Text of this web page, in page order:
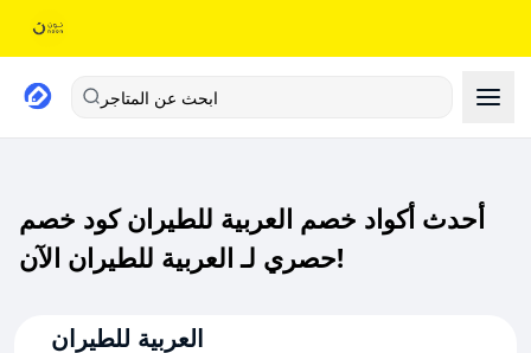
ابحث عن المتاجر
أحدث أكواد خصم العربية للطيران كود خصم
حصري لـ العربية للطيران الآن!
العربية للطيران